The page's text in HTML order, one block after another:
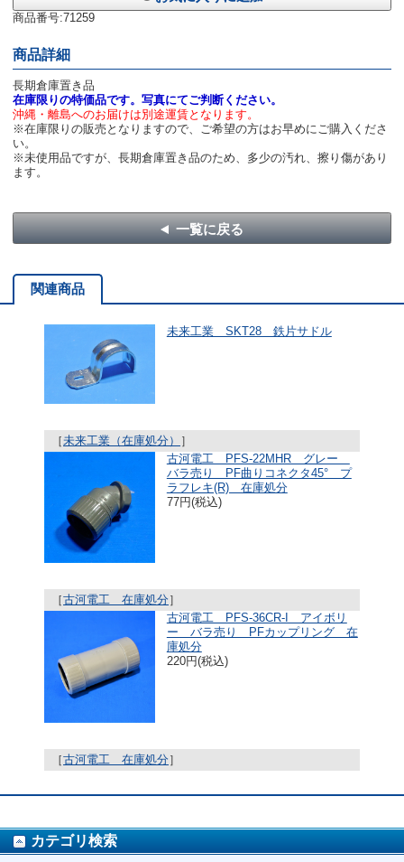
商品番号:71259
商品詳細
長期倉庫置き品
在庫限りの特価品です。写真にてご判断ください。
沖縄・離島へのお届けは別途運賃となります。
※在庫限りの販売となりますので、ご希望の方はお早めにご購入くださ
い。
※未使用品ですが、長期倉庫置き品のため、多少の汚れ、擦り傷があり
ます。
一覧に戻る
関連商品
未来工業 SKT28 鉄片サドル
［未来工業（在庫処分）
］
古河電工 PFS-22MHR グレー
バラ売り PF曲りコネクタ45° プ
ラフレキ(R) 在庫処分
77円(税込)
［古河電工 在庫処分］
古河電工 PFS-36CR-I アイボリ
ー バラ売り PFカップリング 在
庫処分
220円(税込)
［古河電工 在庫処分］
カテゴリ検索